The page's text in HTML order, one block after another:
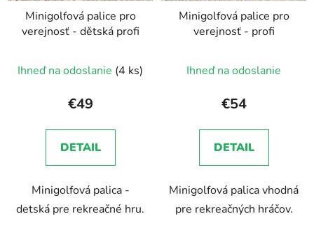
Minigolfová palice pro
verejnosť - dětská profi
Ihneď na odoslanie (4 ks)
€49
DETAIL
Minigolfová palica -
detská pre rekreačné hru.
Minigolfová palice pro
verejnosť - profi
Ihneď na odoslanie
€54
DETAIL
Minigolfová palica vhodná
pre rekreačných hráčov.